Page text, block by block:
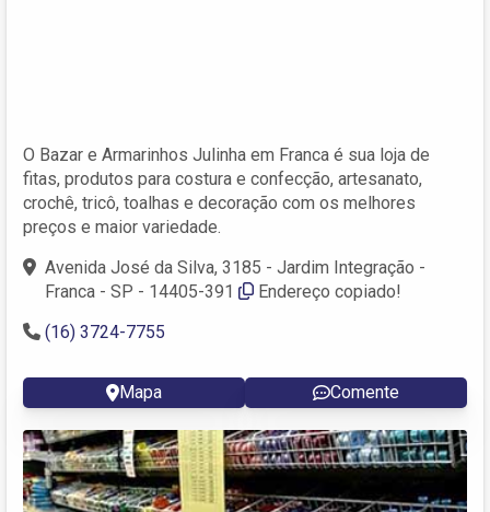
O Bazar e Armarinhos Julinha em Franca é sua loja de
fitas, produtos para costura e confecção, artesanato,
crochê, tricô, toalhas e decoração com os melhores
preços e maior variedade.
Avenida José da Silva, 3185 - Jardim Integração -
Franca - SP - 14405-391
Endereço copiado!
(16) 3724-7755
Mapa Comente